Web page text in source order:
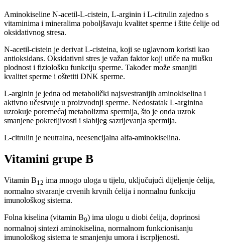
Aminokiseline N-acetil-L-cistein, L-arginin i L-citrulin zajedno s
vitaminima i mineralima poboljšavaju kvalitet sperme i štite ćelije od
oksidativnog stresa.
N-acetil-cistein je derivat L-cisteina, koji se uglavnom koristi kao
antioksidans. Oksidativni stres je važan faktor koji utiče na mušku
plodnost i fiziološku funkciju sperme. Također može smanjiti
kvalitet sperme i oštetiti DNK sperme.
L-arginin je jedna od metabolički najsvestranijih aminokiselina i
aktivno učestvuje u proizvodnji sperme. Nedostatak L-arginina
uzrokuje poremećaj metabolizma spermija, što je onda uzrok
smanjene pokretljivosti i slabijeg sazrijevanja spermija.
L-citrulin je neutralna, neesencijalna alfa-aminokiselina.
Vitamini grupe B
Vitamin B12 ima mnogo uloga u tijelu, uključujući dijeljenje ćelija,
normalno stvaranje crvenih krvnih ćelija i normalnu funkciju
imunološkog sistema.
Folna kiselina (vitamin B9) ima ulogu u diobi ćelija, doprinosi
normalnoj sintezi aminokiselina, normalnom funkcionisanju
imunološkog sistema te smanjenju umora i iscrpljenosti.